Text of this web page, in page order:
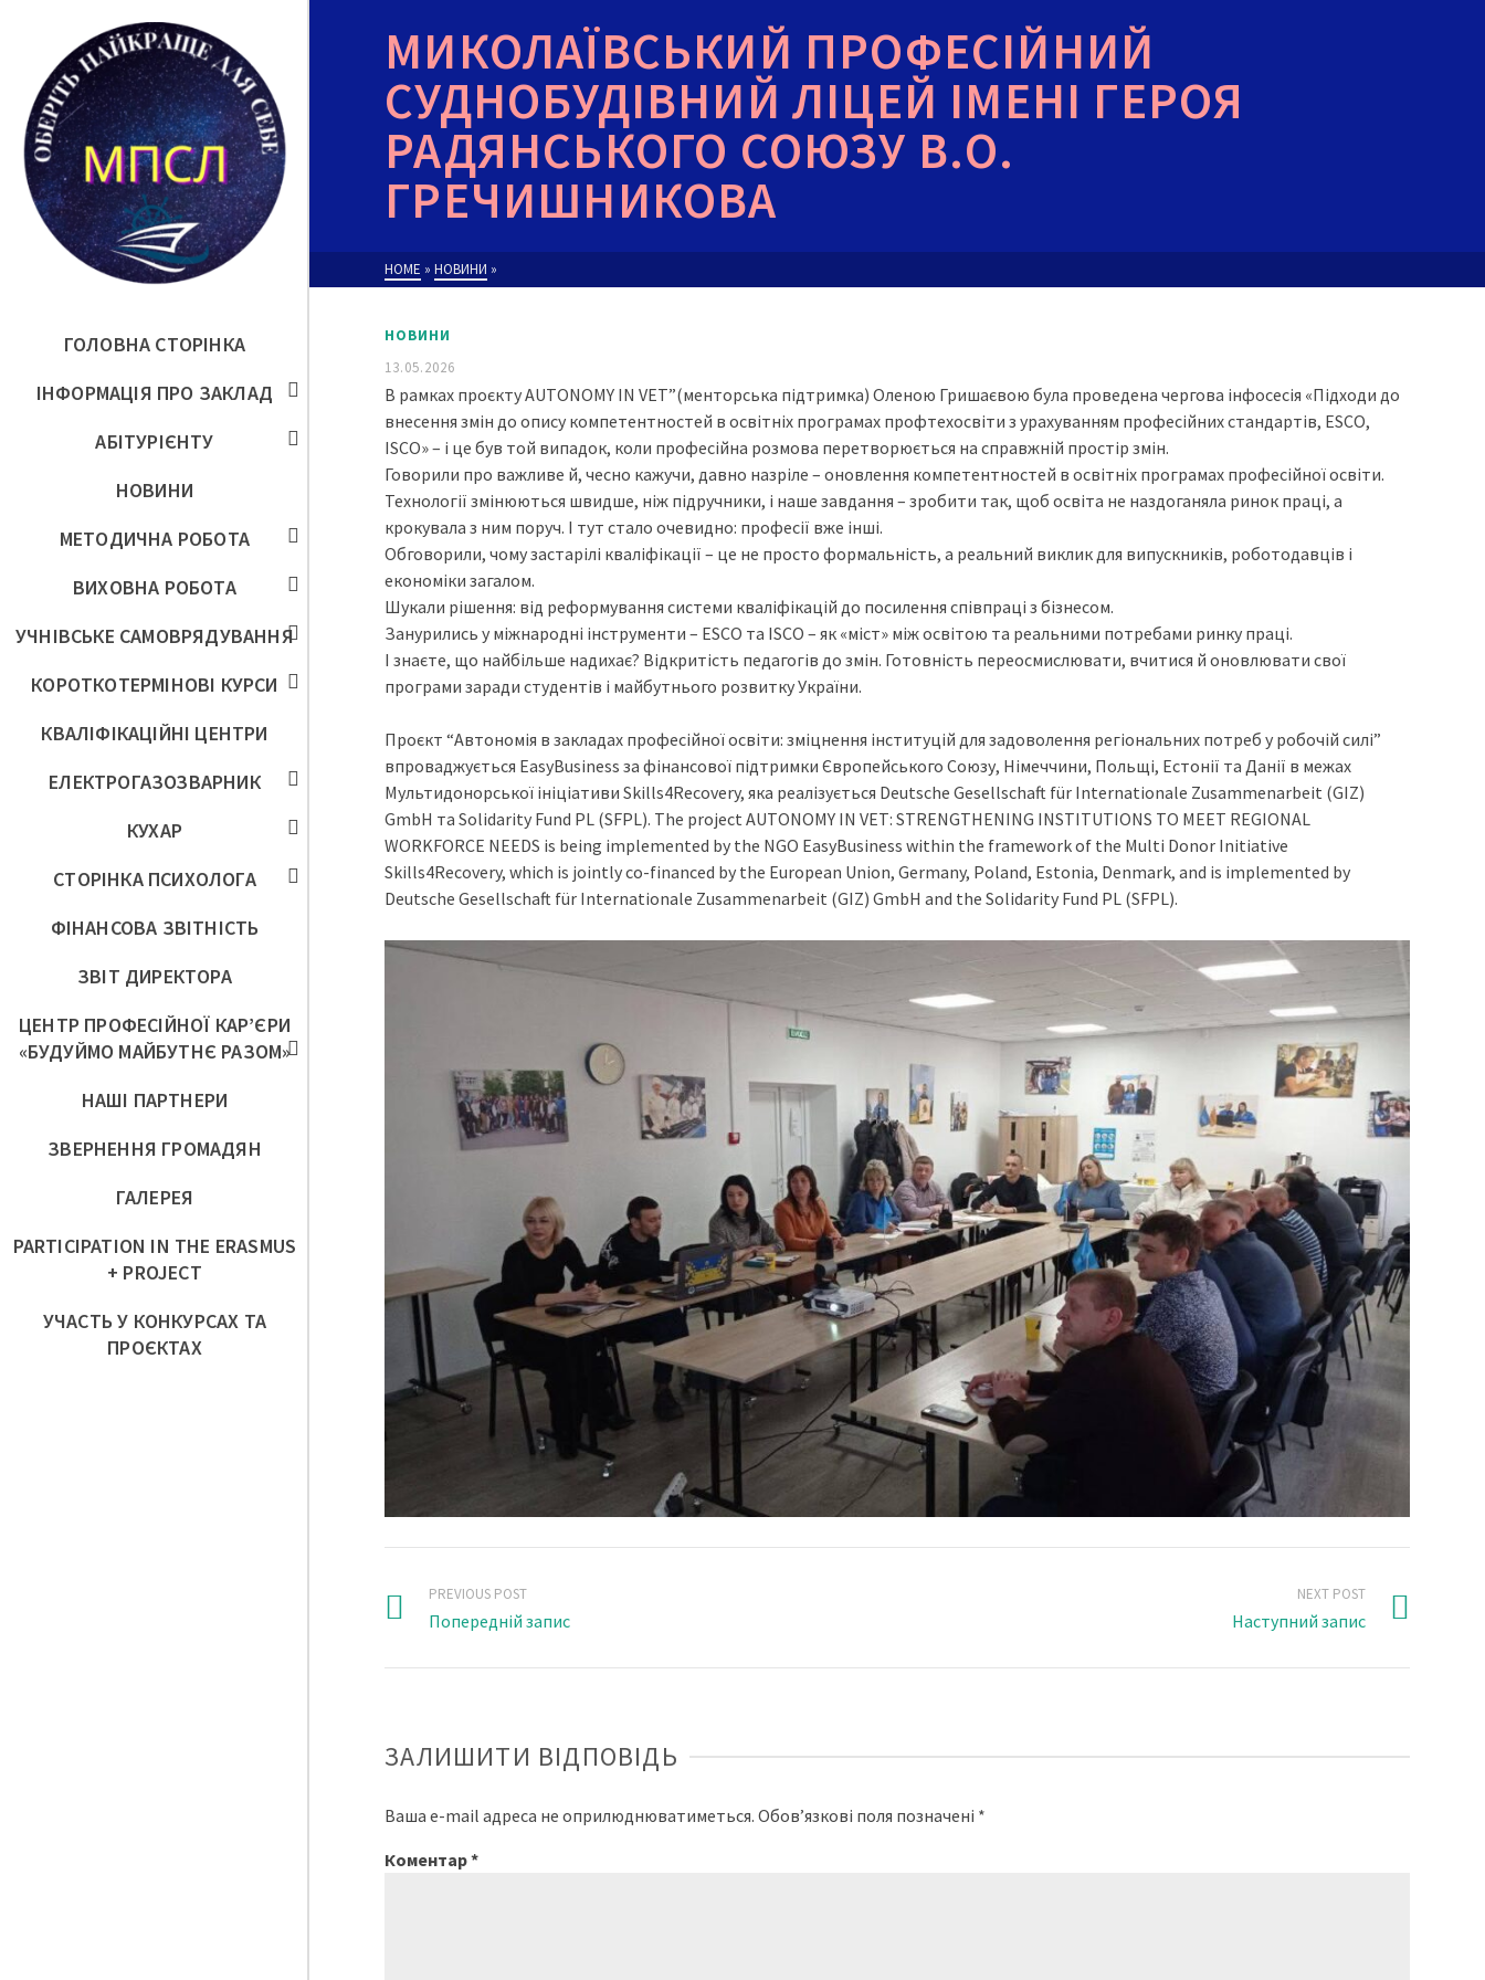
ГОЛОВНА СТОРІНКА
ІНФОРМАЦІЯ ПРО ЗАКЛАД
АБІТУРІЄНТУ
НОВИНИ
МЕТОДИЧНА РОБОТА
ВИХОВНА РОБОТА
УЧНІВСЬКЕ САМОВРЯДУВАННЯ
КОРОТКОТЕРМІНОВІ КУРСИ
КВАЛІФІКАЦІЙНІ ЦЕНТРИ
ЕЛЕКТРОГАЗОЗВАРНИК
КУХАР
СТОРІНКА ПСИХОЛОГА
ФІНАНСОВА ЗВІТНІСТЬ
ЗВІТ ДИРЕКТОРА
ЦЕНТР ПРОФЕСІЙНОЇ КАР’ЄРИ
«БУДУЙМО МАЙБУТНЄ РАЗОМ»
НАШІ ПАРТНЕРИ
ЗВЕРНЕННЯ ГРОМАДЯН
ГАЛЕРЕЯ
PARTICIPATION IN THE ERASMUS
+ PROJECT
УЧАСТЬ У КОНКУРСАХ ТА
ПРОЄКТАХ
МИКОЛАЇВСЬКИЙ ПРОФЕСІЙНИЙ
СУДНОБУДІВНИЙ ЛІЦЕЙ ІМЕНІ ГЕРОЯ
РАДЯНСЬКОГО СОЮЗУ В.О.
ГРЕЧИШНИКОВА
HOME » НОВИНИ »
НОВИНИ
13.05.2026
В рамках проєкту AUTONOMY IN VET”(менторська підтримка) Оленою Гришаєвою була проведена чергова інфосесія «Підходи до
внесення змін до опису компетентностей в освітніх програмах профтехосвіти з урахуванням професійних стандартів, ESCO,
ISCO» – і це був той випадок, коли професійна розмова перетворюється на справжній простір змін.
Говорили про важливе й, чесно кажучи, давно назріле – оновлення компетентностей в освітніх програмах професійної освіти.
Технології змінюються швидше, ніж підручники, і наше завдання – зробити так, щоб освіта не наздоганяла ринок праці, а
крокувала з ним поруч. І тут стало очевидно: професії вже інші.
Обговорили, чому застарілі кваліфікації – це не просто формальність, а реальний виклик для випускників, роботодавців і
економіки загалом.
Шукали рішення: від реформування системи кваліфікацій до посилення співпраці з бізнесом.
Занурились у міжнародні інструменти – ESCO та ISCO – як «міст» між освітою та реальними потребами ринку праці.
І знаєте, що найбільше надихає? Відкритість педагогів до змін. Готовність переосмислювати, вчитися й оновлювати свої
програми заради студентів і майбутнього розвитку України.
Проєкт “Автономія в закладах професійної освіти: зміцнення інституцій для задоволення регіональних потреб у робочій силі”
впроваджується EasyBusiness за фінансової підтримки Європейського Союзу, Німеччини, Польщі, Естонії та Данії в межах
Мультидонорської ініціативи Skills4Recovery, яка реалізується Deutsche Gesellschaft für Internationale Zusammenarbeit (GIZ)
GmbH та Solidarity Fund PL (SFPL). The project AUTONOMY IN VET: STRENGTHENING INSTITUTIONS TO MEET REGIONAL
WORKFORCE NEEDS is being implemented by the NGO EasyBusiness within the framework of the Multi Donor Initiative
Skills4Recovery, which is jointly co-financed by the European Union, Germany, Poland, Estonia, Denmark, and is implemented by
Deutsche Gesellschaft für Internationale Zusammenarbeit (GIZ) GmbH and the Solidarity Fund PL (SFPL).
PREVIOUS POST
Попередній запис
NEXT POST
Наступний запис
ЗАЛИШИТИ ВІДПОВІДЬ
Ваша e-mail адреса не оприлюднюватиметься. Обов’язкові поля позначені *
Коментар*